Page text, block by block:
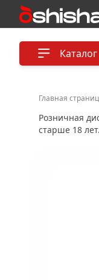
Каталог
Главная
Розничная
старше 18 лет.